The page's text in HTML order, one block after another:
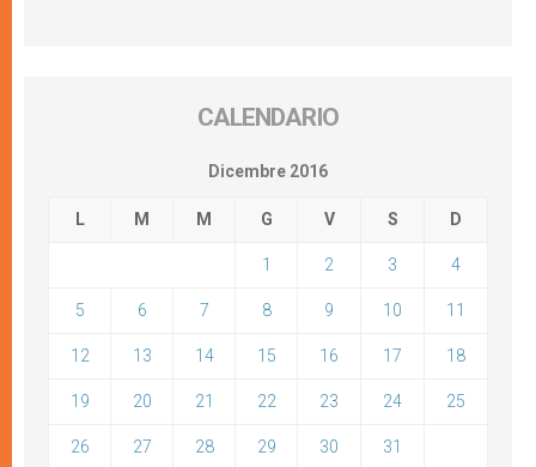
CALENDARIO
Dicembre 2016
L M M G V S D
1 2 3 4
5 6 7 8 9 10 11
12 13 14 15 16 17 18
19 20 21 22 23 24 25
26 27 28 29 30 31